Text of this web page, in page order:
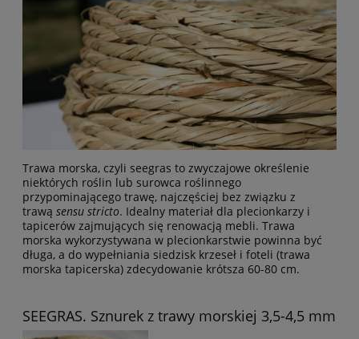
Trawa morska, czyli seegras to zwyczajowe określenie
niektórych roślin lub surowca roślinnego
przypominającego trawę, najczęściej bez związku z
trawą sensu stricto. Idealny materiał dla plecionkarzy i
tapicerów zajmujących się renowacją mebli. Trawa
morska wykorzystywana w plecionkarstwie powinna być
długa, a do wypełniania siedzisk krzeseł i foteli (trawa
morska tapicerska) zdecydowanie krótsza 60-80 cm.
SEEGRAS. Sznurek z trawy morskiej 3,5-4,5 mm